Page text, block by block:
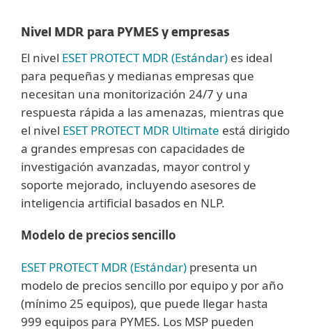
Nivel MDR para PYMES y empresas
El nivel ESET PROTECT MDR (Estándar) es ideal
para pequeñas y medianas empresas que
necesitan una monitorización 24/7 y una
respuesta rápida a las amenazas, mientras que
el nivel ESET PROTECT MDR Ultimate está dirigido
a grandes empresas con capacidades de
investigación avanzadas, mayor control y
soporte mejorado, incluyendo asesores de
inteligencia artificial basados en NLP.
Modelo de precios sencillo
ESET PROTECT MDR (Estándar) presenta un
modelo de precios sencillo por equipo y por año
(mínimo 25 equipos), que puede llegar hasta
999 equipos para PYMES. Los MSP pueden